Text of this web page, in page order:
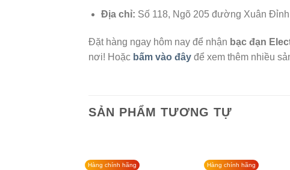
Địa chỉ: Số 118, Ngõ 205 đường Xuân
Đặt hàng ngay hôm nay để nhận bạc đạn
nơi! Hoặc bấm vào đây để xem thêm nhiều
SẢN PHẨM TƯƠNG TỰ
Hàng chính hãng Hàng chính hãng